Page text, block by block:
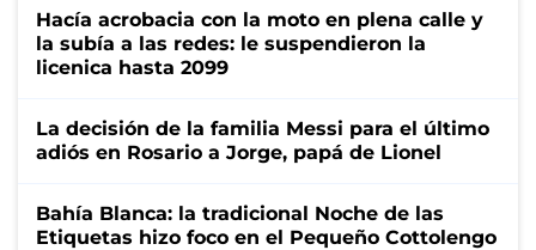
Hacía acrobacia con la moto en plena calle y
la subía a las redes: le suspendieron la
licenica hasta 2099
La decisión de la familia Messi para el último
adiós en Rosario a Jorge, papá de Lionel
Bahía Blanca: la tradicional Noche de las
Etiquetas hizo foco en el Pequeño Cottolengo